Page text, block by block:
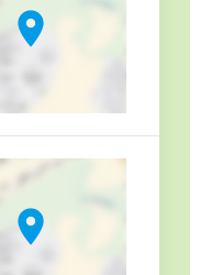
location_on
location_on